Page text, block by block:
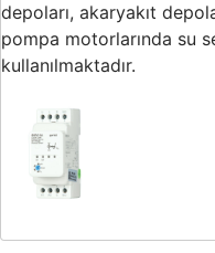
depoları, akaryakıt
pompa motorlarında su
kullanılmaktadır.
Bu ürünün fiyat bilgisi,